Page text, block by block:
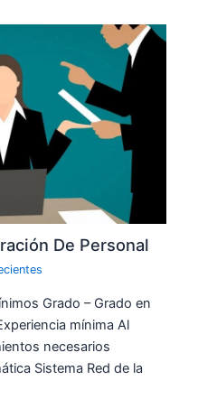
De Personal
Grado – Grado en
mínima Al
necesarios
Sistema Red de la